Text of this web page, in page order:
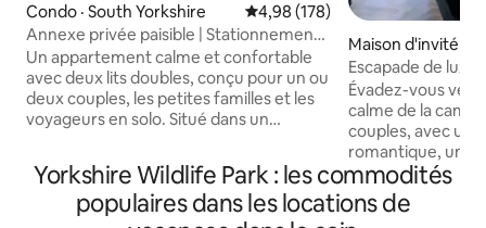
Condo · South Yorkshire Note moyenne de 4,98 sur 5,
4,98 (178)
Annexe privée paisible | Stationnement |
Animaux acceptés
Un appartement calme et confortable
avec deux lits doubles, conçu pour un ou
deux couples, les petites familles et les
voyageurs en solo. Situé dans un
espace est conçu pour des séjours
détendus et calmes. Avec deux lits
doubles et une capacité d'accueil
maximale de quatre personnes, il offre
Maison d'invité ·
Escapade de luxe
romantique
Évadez-vous
calme de la
couples, avec
romantique, un lit
grand canapé
téléviseur de 75
détendues.
Yorkshire Wildlife Park : les commodités
populaires dans les locations de